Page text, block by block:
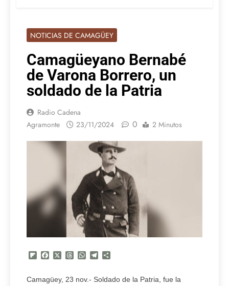
NOTICIAS DE CAMAGÜEY
Camagüeyano Bernabé
de Varona Borrero, un
soldado de la Patria
Radio Cadena
Agramonte
23/11/2024 0 2 Minutos
Flipboard
FacebookThreadsWhatsApp
Telegram
Camagüey, 23 nov.- Soldado de la Patria, fue la